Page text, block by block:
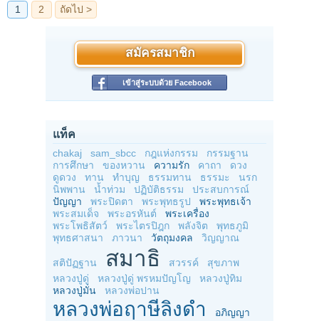
สมัครสมาชิก
เข้าสู่ระบบด้วย Facebook
แท็ค
chakaj sam_sbcc กฎแห่งกรรม
กรรมฐาน
การศึกษา
ของหวาน ความรัก คาถา
ดวง
ดูดวง
ทาน ทำบุญ ธรรมทาน ธรรมะ
นรก
นิพพาน
น้ำท่วม ปฏิบัติธรรม
ประสบการณ์
ปัญญา
พระปิดตา พระพุทธรูป
พระพุทธเจ้า
พระสมเด็จ
พระอรหันต์
พระเครื่อง
พระโพธิสัตว์
พระไตรปิฎก พลังจิต
พุทธภูมิ
พุทธศาสนา
ภาวนา วัตถุมงคล วิญญาณ
สติปัฏฐาน สมาธิ สวรรค์
สุขภาพ
หลวงปู่ดู่
หลวงปู่ดู่ พรหมปัญโญ
หลวงปู่ทิม
หลวงปู่มั่น
หลวงพ่อปาน
หลวงพ่อฤาษีลิงดำ
อภิญญา